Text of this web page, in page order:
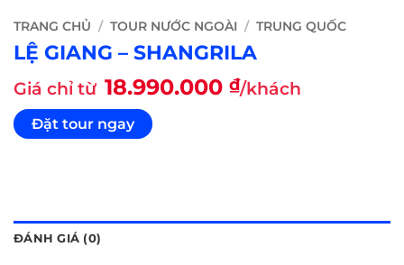
TRANG CHỦ / TOUR NƯỚC NGOÀI / TRUNG QUỐC
LỆ GIANG – SHANGRILA
Giá chỉ từ 18.990.000 ₫/khách
Đặt tour ngay
ĐÁNH GIÁ (0)